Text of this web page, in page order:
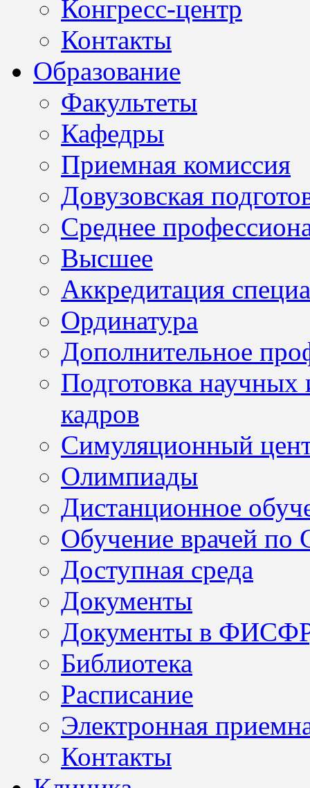
Конгресс-центр
Контакты
Образование
Факультеты
Кафедры
Приемная комиссия
Довузовская
Среднее
Высшее
Аккредитация
Ординатура
Дополнительное
Подготовка научных
кадров
Симуляционный
Олимпиады
Дистанционное
Обучение врачей по
Доступная среда
Документы
Документы в
Библиотека
Расписание
Электронная
Контакты